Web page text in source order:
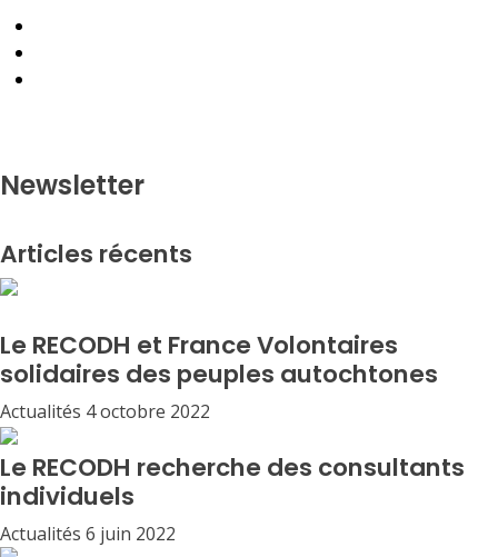
Newsletter
Articles récents
Le RECODH et France Volontaires
solidaires des peuples autochtones
Actualités 4 octobre 2022
Le RECODH recherche des consultants
individuels
Actualités 6 juin 2022